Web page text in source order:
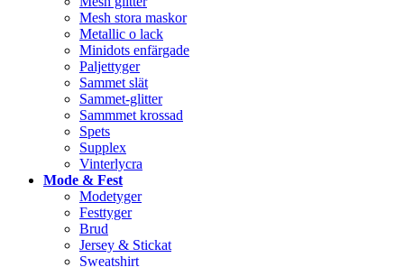
Mesh stora maskor
Metallic o lack
Minidots enfärgade
Paljettyger
Sammet slät
Sammet-glitter
Sammmet krossad
Spets
Supplex
Vinterlycra
Mode & Fest
Modetyger
Festtyger
Brud
Jersey & Stickat
Sweatshirt